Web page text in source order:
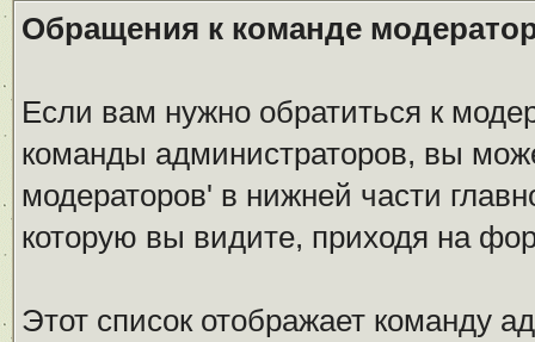
Обращения к команде
Если вам нужно обратиться к
команды администраторов, вы
модераторов' в нижней части
которую вы видите, приходя на
Этот список отображает команду